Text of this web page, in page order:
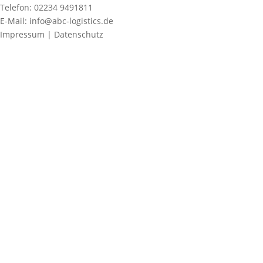
Telefon: 02234 9491811
E-Mail: info@abc-logistics.de
Impressum | Datenschutz